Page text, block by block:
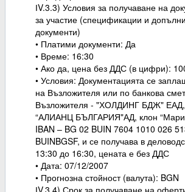
ІV.3.3) Условия за получаване на
за участие (спецификации и
документи)
• Платими документи: Да
• Време: 16:30
• Ако да, цена без ДДС (в цифри):
• Условия: Документацията се
на Възложителя или по банкова
Възложителя - "ХОЛДИНГ БДЖ"
“АЛИАНЦ БЪЛГАРИЯ"АД, клон
IBAN – BG 02 BUIN 7604 1010 026
BUINBGSF, и се получава в
13:30 до 16:30, цената е без ДДС
• Дата: 07/12/2007
• Прогнозна стойност (валута): BGN
ІV.3.4) Срок за получаване на